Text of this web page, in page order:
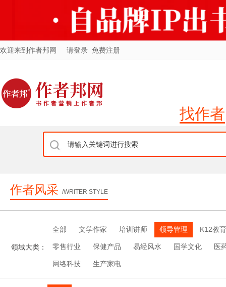
欢迎来到作者邦网 请登录 免费注册
找作者
作者风采 /WRITER STYLE
领域大类：
全部 文学作家 培训讲师 领导管理 K12教育
零售行业 保健产品 易经风水 国学文化 医
网络科技 生产家电